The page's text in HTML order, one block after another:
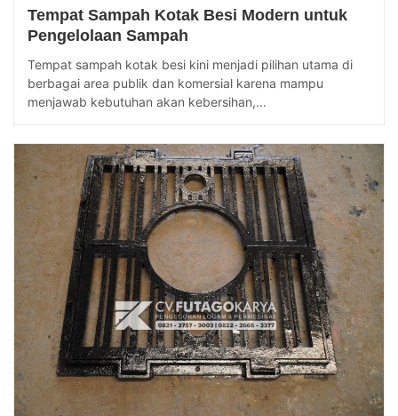
Tempat Sampah Kotak Besi Modern untuk
Pengelolaan Sampah
Tempat sampah kotak besi kini menjadi pilihan utama di
berbagai area publik dan komersial karena mampu
menjawab kebutuhan akan kebersihan,...